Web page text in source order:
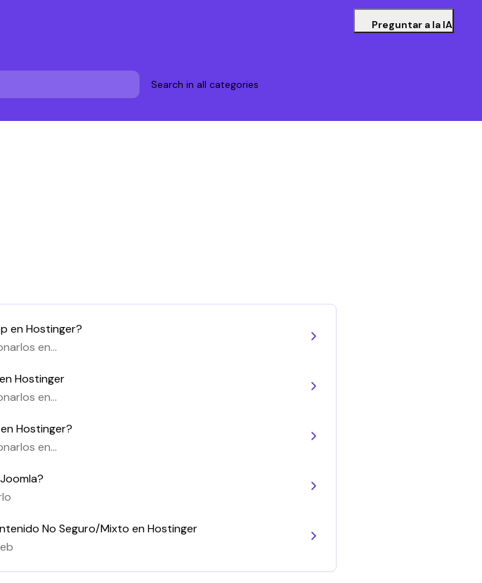
Preguntar a la IA
Search in all categories
en Hostinger?
en
Hostinger
en
Hostinger?
en
No Seguro/Mixto en Hostinger